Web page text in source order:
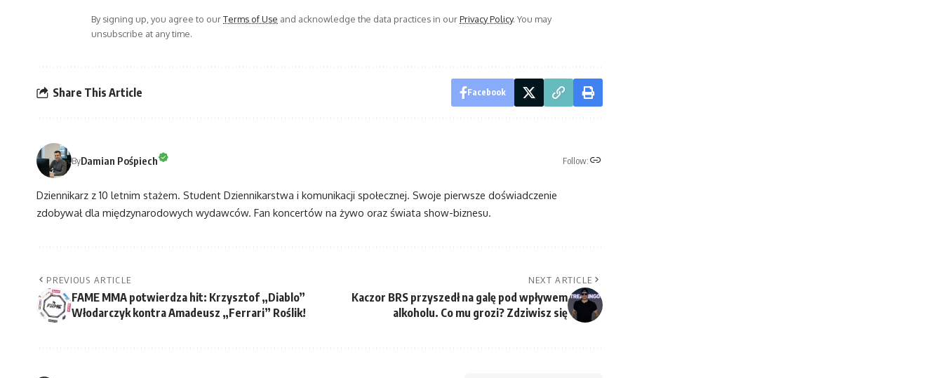
By signing up, you agree to ourTerms of Use and acknowledge the data practices in ourPrivacy Policy. You may
unsubscribe at any time.
Share This Article Facebook
ByDamian Pośpiech Follow:
Dziennikarz z 10 letnim stażem. Student Dziennikarstwa i komunikacji społecznej. Swoje pierwsze doświadczenie
zdobywał dla międzynarodowych wydawców. Fan koncertów na żywo oraz świata show-biznesu.
PREVIOUS ARTICLE
FAME MMA potwierdza hit: Krzysztof „Diablo”
Włodarczyk kontra Amadeusz „Ferrari” Roślik!
NEXT ARTICLE
Kaczor BRS przyszedł na galę pod wpływem
alkoholu. Co mu grozi? Zdziwisz się